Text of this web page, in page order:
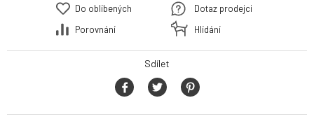
Do oblíbených
Porovnání
Dotaz prodejci
Hlídání
Sdílet